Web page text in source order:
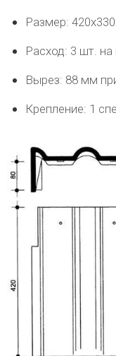
Размер:
Расход: 3 шт. на
Вырез: 88 мм
Крепление: 1